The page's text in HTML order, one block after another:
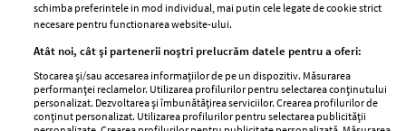
GSP
Unica
Baby
femei
Viva
Avantaje
schimba preferintele in mod individual, mai putin cele legate de cookie strict
necesare pentru functionarea website-ului.
Atât noi, cât și partenerii noștri prelucrăm datele pentru a oferi:
Stocarea și/sau accesarea informațiilor de pe un dispozitiv. Măsurarea
performanței reclamelor. Utilizarea profilurilor pentru selectarea conținutului
personalizat. Dezvoltarea și îmbunătățirea serviciilor. Crearea profilurilor de
conținut personalizat. Utilizarea profilurilor pentru selectarea publicității